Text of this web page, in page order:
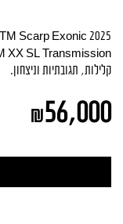
קלילות, תגובתיות וניצחון.
₪56,000